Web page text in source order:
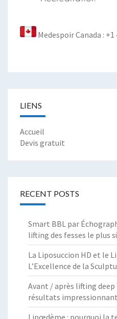
Medespoir Canada :
LIENS
Accueil
Devis gratuit
RECENT POSTS
Smart BBL par
lifting des fesses le plus
La Liposuccion HD et le
L’Excellence de la
Avant / après lifting deep
résultats